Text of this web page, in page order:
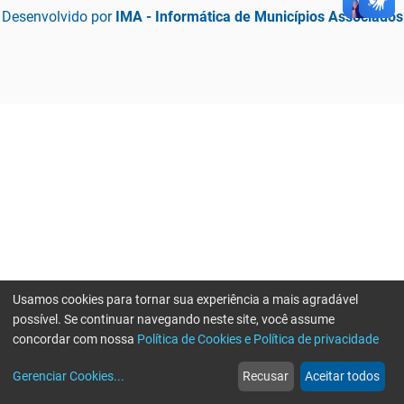
Desenvolvido por IMA - Informática de Municípios Associados
web
Notícias
more_horiz
Mais
Usamos cookies para tornar sua experiência a mais agradável
possível. Se continuar navegando neste site, você assume
concordar com nossa Política de Cookies e Política de privacidade
Gerenciar Cookies... Recusar Aceitar todos
Erro ao enviar informações, por favor tente novamente